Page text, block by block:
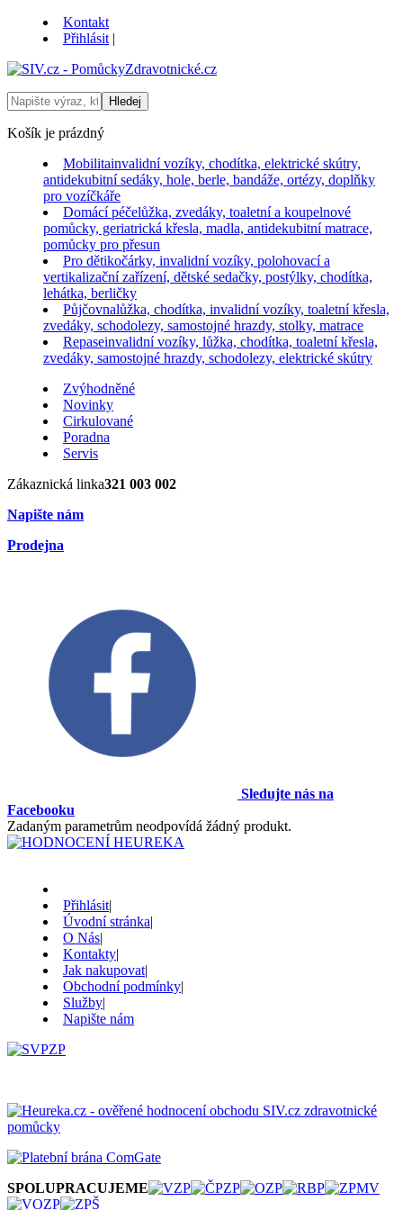
Kontakt
Přihlásit |
Košík je prázdný
Mobilitainvalidní vozíky, chodítka, elektrické skútry,
antidekubitní sedáky, hole, berle, bandáže, ortézy, doplňky
pro vozíčkáře
Domácí péčelůžka, zvedáky, toaletní a koupelnové
pomůcky, geriatrická křesla, madla, antidekubitní matrace,
pomůcky pro přesun
Pro dětikočárky, invalidní vozíky, polohovací a
vertikalizační zařízení, dětské sedačky, postýlky, chodítka,
lehátka, berličky
Půjčovnalůžka, chodítka, invalidní vozíky, toaletní křesla,
zvedáky, schodolezy, samostojné hrazdy, stolky, matrace
Repaseinvalidní vozíky, lůžka, chodítka, toaletní křesla,
zvedáky, samostojné hrazdy, schodolezy, elektrické skútry
Zvýhodněné
Novinky
Cirkulované
Poradna
Servis
Zákaznická linka321 003 002
Napište nám
Prodejna
Sledujte nás na
Facebooku
Zadaným parametrům neodpovídá žádný produkt.
Přihlásit|
Úvodní stránka|
O Nás|
Kontakty|
Jak nakupovat|
Obchodní podmínky|
Služby|
Napište nám
SPOLUPRACUJEME